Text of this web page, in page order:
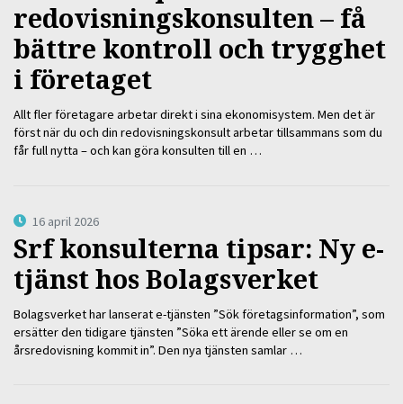
redovisningskonsulten – få
bättre kontroll och trygghet
i företaget
Allt fler företagare arbetar direkt i sina ekonomisystem. Men det är
först när du och din redovisningskonsult arbetar tillsammans som du
får full nytta – och kan göra konsulten till en …
16 april 2026
Srf konsulterna tipsar: Ny e-
tjänst hos Bolagsverket
Bolagsverket har lanserat e-tjänsten ”Sök företagsinformation”, som
ersätter den tidigare tjänsten ”Söka ett ärende eller se om en
årsredovisning kommit in”. Den nya tjänsten samlar …